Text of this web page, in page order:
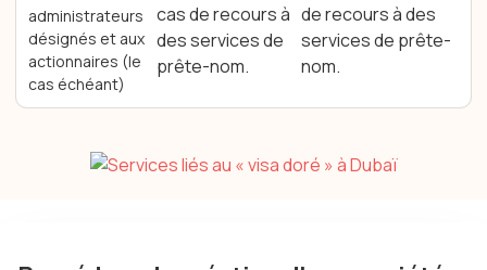
administrateurs
désignés et aux
actionnaires (le
cas échéant)
cas de recours à
des services de
prête-nom.
de recours à des
services de prête-
nom.